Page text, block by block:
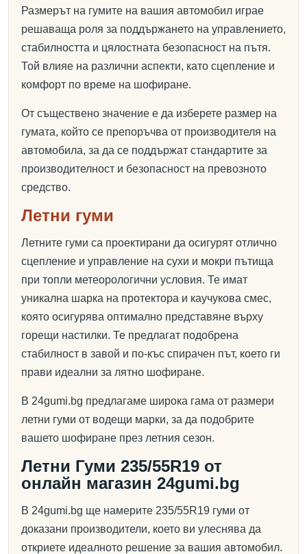
Размерът на гумите на вашия автомобил играе
решаваща роля за поддържането на управлението,
стабилността и цялостната безопасност на пътя.
Той влияе на различни аспекти, като сцепление и
комфорт по време на шофиране.
От съществено значение е да изберете размер на
гумата, който се препоръчва от производителя на
автомобила, за да се поддържат стандартите за
производителност и безопасност на превозното
средство.
Летни гуми
Летните гуми са проектирани да осигурят отлично
сцепление и управление на сухи и мокри пътища
при топли метеорологични условия. Те имат
уникална шарка на протектора и каучукова смес,
която осигурява оптимално представяне върху
горещи настилки. Те предлагат подобрена
стабилност в завой и по-къс спирачен път, което ги
прави идеални за лятно шофиране.
В 24gumi.bg предлагаме широка гама от размери
летни гуми от водещи марки, за да подобрите
вашето шофиране през летния сезон.
Летни Гуми 235/55R19 от
онлайн магазин 24gumi.bg
В 24gumi.bg ще намерите 235/55R19 гуми от
доказани производители, което ви улеснява да
откриете идеалното решение за вашия автомобил.